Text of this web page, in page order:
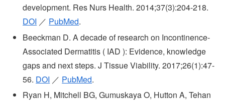
development. Res Nurs Health. 2014;37(3):204-218.
DOI ／ PubMed.
Beeckman D. A decade of research on Incontinence-
Associated Dermatitis ( IAD ): Evidence, knowledge
gaps and next steps. J Tissue Viability. 2017;26(1):47-
56. DOI ／ PubMed.
Ryan H, Mitchell BG, Gumuskaya O, Hutton A, Tehan